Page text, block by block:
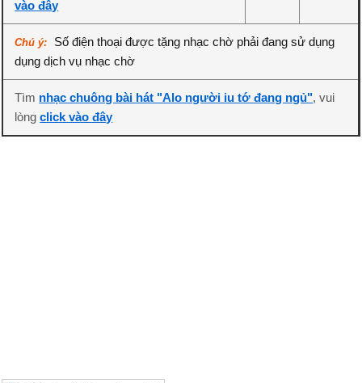
vào đây
Chú ý:
Số điện thoại được tặng nhạc chờ phải đang sử dụng
dụng dịch vụ nhạc chờ
Tìm nhạc chuông bài hát "Alo người iu tớ đang ngủ", vui
lòngclick vào đây